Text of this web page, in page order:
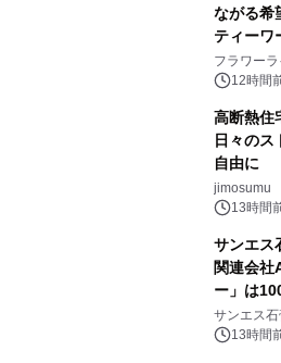
ながる希
ティーワ
山・射水
フラワー
12時間
高断熱住
日々のス
自由に
jimosumu
13時間
サンエス
関連会
ー」は
れました
サンエス
13時間